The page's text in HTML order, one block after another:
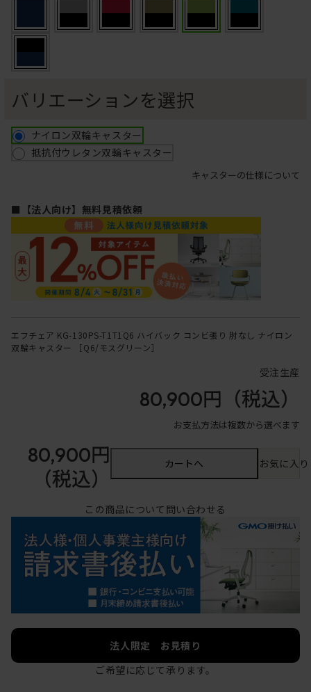
バリエーションを選択
ナイロン双輪キャスター
抵抗付ウレタン双輪キャスター
キャスターの仕様について
■【法人向け】無料見積依頼
エフチェア KG-130PS-T1T1Q6 ハイバック コンビ張り 肘なし ナイロン
双輪キャスター ［Q6/モスグリーン］
受注生産
80,900円 （税込）
お支払方法は複数から選べます
80,900円
（税込）
カートへ お気に入
この商品について問い合わせる
法人限定 お見積り
ご希望に応じて承ります。